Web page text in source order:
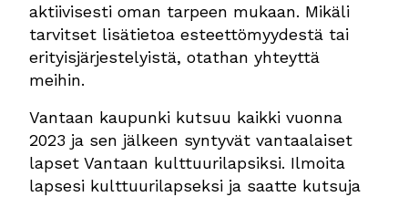
aktiivisesti oman tarpeen mukaan. Mikäli
tarvitset lisätietoa esteettömyydestä tai
erityisjärjestelyistä, otathan yhteyttä
meihin.
Vantaan kaupunki kutsuu kaikki vuonna
2023 ja sen jälkeen syntyvät vantaalaiset
lapset Vantaan kulttuurilapsiksi. Ilmoita
lapsesi kulttuurilapseksi ja saatte kutsuja